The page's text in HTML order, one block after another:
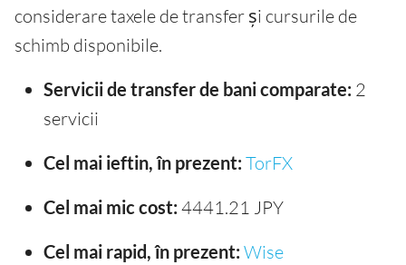
considerare taxele de transfer și cursurile de
schimb disponibile.
Servicii de transfer de bani comparate: 2
servicii
Cel mai ieftin, în prezent: TorFX
Cel mai mic cost: 4441.21 JPY
Cel mai rapid, în prezent: Wise